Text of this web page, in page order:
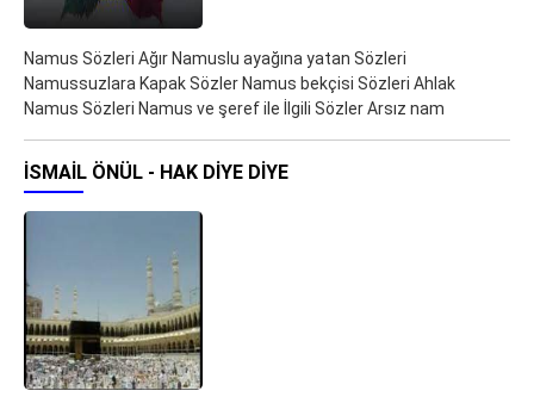
Namus Sözleri Ağır Namuslu ayağına yatan Sözleri
Namussuzlara Kapak Sözler Namus bekçisi Sözleri Ahlak
Namus Sözleri Namus ve şeref ile İlgili Sözler Arsız nam
İSMAIL ÖNÜL - HAK DIYE DIYE